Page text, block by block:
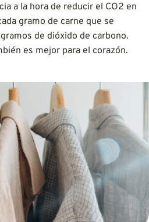
a la hora de reducir el CO2 en
gramo de carne que se
de dióxido de carbono.
es mejor para el corazón.